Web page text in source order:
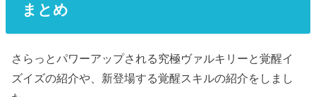
まとめ
さらっとパワーアップされる究極ヴァルキリーと覚醒イ
ズイズの紹介や、新登場する覚醒スキルの紹介をしまし